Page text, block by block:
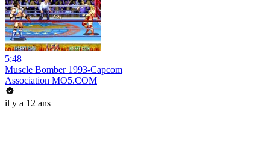
5:48
Muscle Bomber 1993-Capcom
Association MO5.COM
il y a 12 ans